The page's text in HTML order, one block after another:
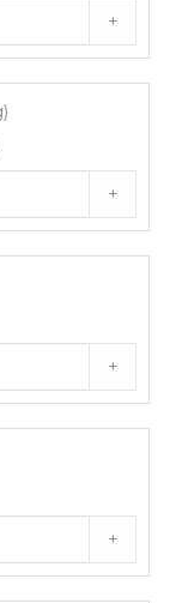
+
+
+
+